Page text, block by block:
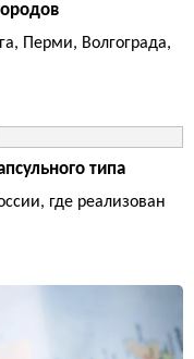
Перми, Волгограда,
типа
где реализован